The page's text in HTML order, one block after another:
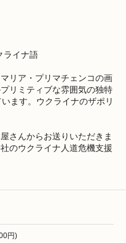
ライナ語
リア・プリマチェンコの画
リミティブな雰囲気の独特
ます。ウクライナのザポリ
さんからお送りいただきま
のウクライナ人道危機支援
円)